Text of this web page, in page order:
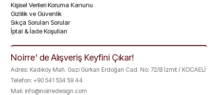
Kişisel Verileri Koruma Kanunu
Gizlilik ve Güvenlik
Sıkça Sorulan Sorular
İptal & İade Koşulları
Noirre' de Alışveriş Keyfini Çıkar!
Adres: Kadıköy Mah. Gazi Gürkan Erdoğan Cad. No: 72/B İzmit / KOCAELİ
Telefon: +90 541 534 59 44
Mail: info@noirredesign.com